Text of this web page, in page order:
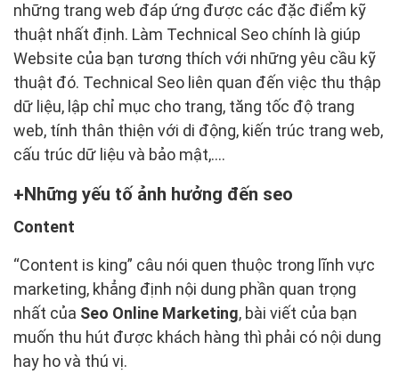
những trang web đáp ứng được các đặc điểm kỹ
thuật nhất định. Làm Technical Seo chính là giúp
Website của bạn tương thích với những yêu cầu kỹ
thuật đó. Technical Seo liên quan đến việc thu thập
dữ liệu, lập chỉ mục cho trang, tăng tốc độ trang
web, tính thân thiện với di động, kiến trúc trang web,
cấu trúc dữ liệu và bảo mật,....
Những yếu tố ảnh hưởng đến seo
Content
“Content is king” câu nói quen thuộc trong lĩnh vực
marketing, khẳng định nội dung phần quan trọng
nhất của Seo Online Marketing, bài viết của bạn
muốn thu hút được khách hàng thì phải có nội dung
hay ho và thú vị.